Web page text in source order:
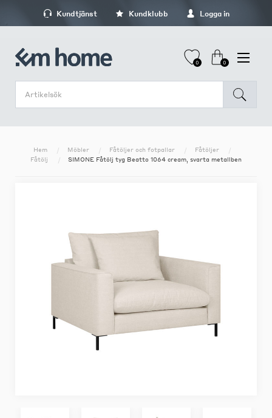
Kundtjänst Kundklubb Logga in
0 0
Hem Möbler Fåtöljer och fotpallar
Fåtöljer
Fåtölj
SIMONE Fåtölj tyg Beatto 1064 cream, svarta metallben